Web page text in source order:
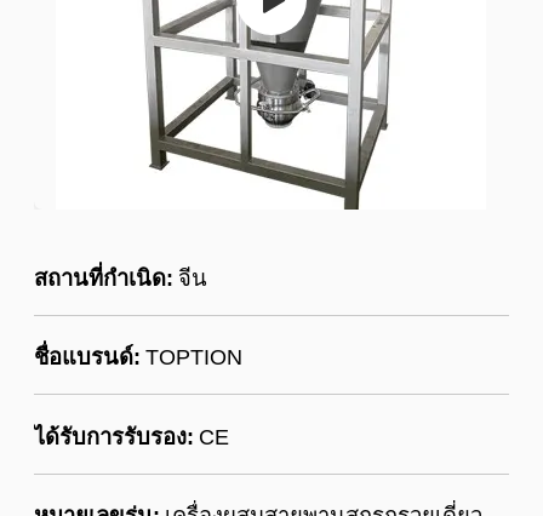
สถานที่กำเนิด: จีน
ชื่อแบรนด์: TOPTION
ได้รับการรับรอง: CE